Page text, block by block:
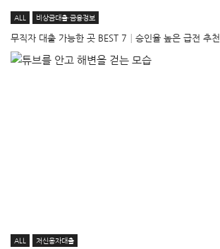
ALL 비상금대출·금융정보
무직자 대출 가능한 곳 BEST 7│승인율 높은 급전 추천
ALL 저신용자대출